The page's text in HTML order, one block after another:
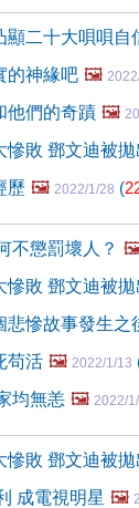
顯二十大唄唄自
的神緣吧 🖼️
他們的奇蹟 🖼️
慘敗 鄧文迪被拋
歷 🖼️ 2022/1/28 (
不懲罰壞人？
慘敗 鄧文迪被拋
悲慘故事發生之
苟活 🖼️ 2022/1/13
均無恙 🖼️ 2022/
慘敗 鄧文迪被拋
成電視明星 🖼️